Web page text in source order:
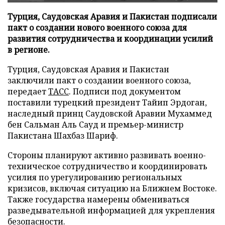
Турция, Саудовская Аравия и Пакистан подписали
пакт о создании нового военного союза для
развития сотрудничества и координации усилий
в регионе.
Турция, Саудовская Аравия и Пакистан
заключили пакт о создании военного союза,
передаетТАСС. Подписи под документом
поставили турецкий президент Тайип Эрдоган,
наследный принц Саудовской Аравии Мухаммед
бен Сальман Аль Сауд и премьер-министр
Пакистана Шахбаз Шариф.
Стороны планируют активно развивать военно-
техническое сотрудничество и координировать
усилия по урегулированию региональных
кризисов, включая ситуацию на Ближнем Востоке.
Также государства намерены обмениваться
разведывательной информацией для укрепления
безопасности.